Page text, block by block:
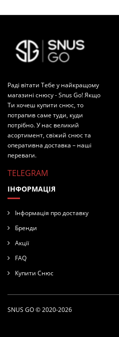
Раді вітати Тебе у найкращому
магазині снюсу - Snus Go! Якщо
Ти хочеш купити снюс, то
потрапив саме туди, куди
потрібно. У нас великий
асортимент, свіжий снюс та
оперативна доставка – наші
переваги.
TELEGRAM
ІНФОРМАЦІЯ
Інформація про доставку
Бренди
Акції
FAQ
Купити Снюс
SNUS GO © 2020-2026